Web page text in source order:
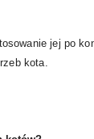
jej po
kota.